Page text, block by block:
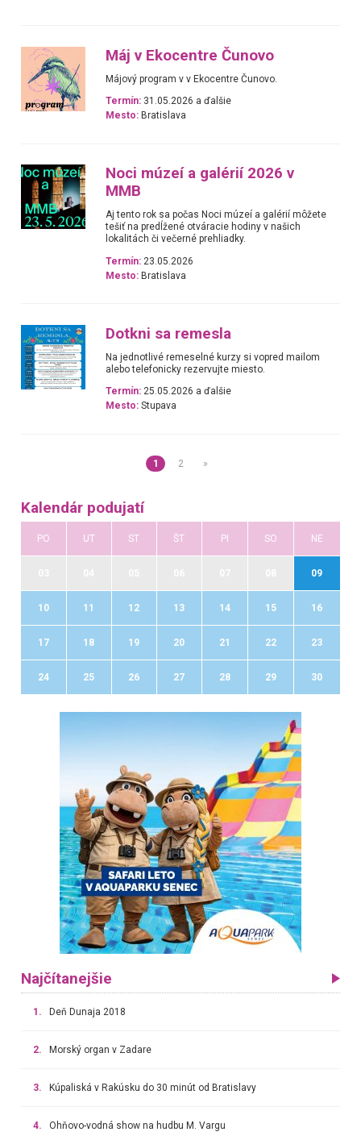
Máj v Ekocentre Čunovo
Májový program v v Ekocentre Čunovo.
Termín: 31.05.2026 a ďalšie
Mesto: Bratislava
Noci múzeí a galérií 2026 v
MMB
Aj tento rok sa počas Noci múzeí a galérií môžete
tešiť na predĺžené otváracie hodiny v našich
lokalitách či večerné prehliadky.
Termín: 23.05.2026
Mesto: Bratislava
Dotkni sa remesla
Na jednotlivé remeselné kurzy si vopred mailom
alebo telefonicky rezervujte miesto.
Termín: 25.05.2026 a ďalšie
Mesto: Stupava
1 2 »
Kalendár podujatí
PO UT ST ŠT PI SO NE
09
10 11 12 13 14 15 16
17 18 19 20 21 22 23
24 25 26 27 28 29 30
Najčítanejšie
1. Deň Dunaja 2018
2. Morský organ v Zadare
3. Kúpaliská v Rakúsku do 30 minút od Bratislavy
4. Ohňovo-vodná show na hudbu M. Vargu